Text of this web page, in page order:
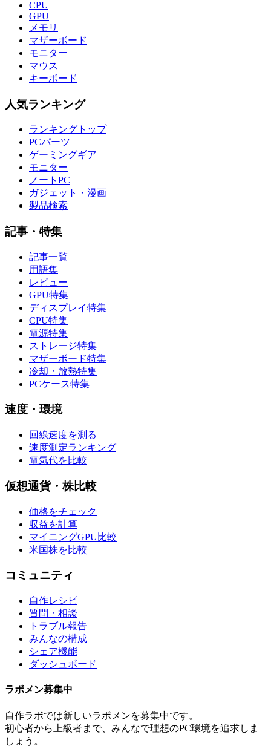
CPU
GPU
メモリ
マザーボード
モニター
マウス
キーボード
人気ランキング
ランキングトップ
PCパーツ
ゲーミングギア
モニター
ノートPC
ガジェット・漫画
製品検索
記事・特集
記事一覧
用語集
レビュー
GPU特集
ディスプレイ特集
CPU特集
電源特集
ストレージ特集
マザーボード特集
冷却・放熱特集
PCケース特集
速度・環境
回線速度を測る
速度測定ランキング
電気代を比較
仮想通貨・株比較
価格をチェック
収益を計算
マイニングGPU比較
米国株を比較
コミュニティ
自作レシピ
質問・相談
トラブル報告
みんなの構成
シェア機能
ダッシュボード
ラボメン募集中
自作ラボでは新しいラボメンを募集中です。
初心者から上級者まで、みんなで理想のPC環境を追求しま
しょう。